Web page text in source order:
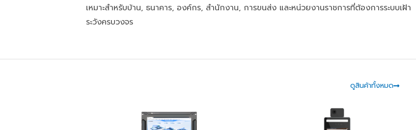
เหมาะสำหรับบ้าน, ธนาคาร, องค์กร, สำนักงาน, การขนส่ง และหน่วยงานราชการที่ต้องการระบบเฝ้า
ระวังครบวงจร
ดูสินค้าทั้งหมด